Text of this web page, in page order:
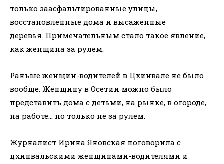
только заасфальтированные улицы,
восстановленные дома и высаженные
деревья. Примечательным стало такое явление,
как женщина за рулем.
Раньше женщин-водителей в Цхинвале не было
вообще. Женщину в Осетии можно было
представить дома с детьми, на рынке, в огороде,
на работе… но только не за рулем.
Журналист Ирина Яновская поговорила с
цхинвальскими женщинами-водителями и